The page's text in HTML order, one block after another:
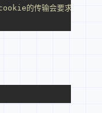
的传输会要求一个安全